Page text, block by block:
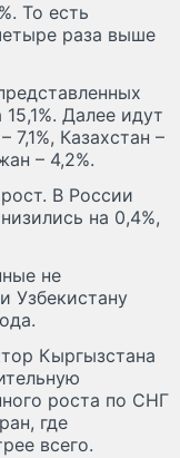
То есть
раза выше
Далее идут
Казахстан –
– 4,2%.
В России
на 0,4%,
не
Узбекистану
Кыргызстана
роста по СНГ
где
всего.